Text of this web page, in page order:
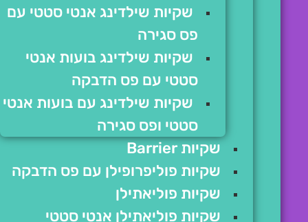
שקיות שילדינג אנטי סטטי עם
פס סגירה
שקיות שילדינג בועות אנטי
סטטי עם פס הדבקה
שקיות שילדינג עם בועות אנטי
סטטי ופס סגירה
שקיות Barrier
שקיות פוליפרופילן עם פס הדבקה
שקיות פוליאתילן
שקיות פוליאתילן אנטי סטטי